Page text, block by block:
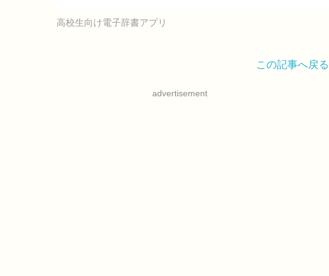
高校生向け電子辞書アプリ
この記事へ戻る
advertisement